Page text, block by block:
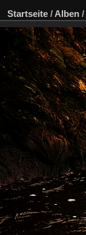
Startseite / Alben /